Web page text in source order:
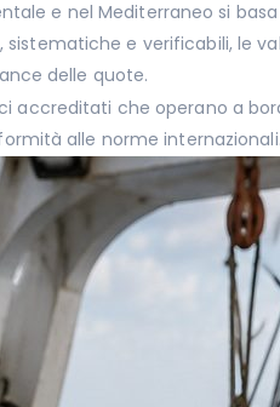
e nel Mediterraneo si
e verificabili, le
delle quote.
accreditati che operano a
alle norme internazionali.